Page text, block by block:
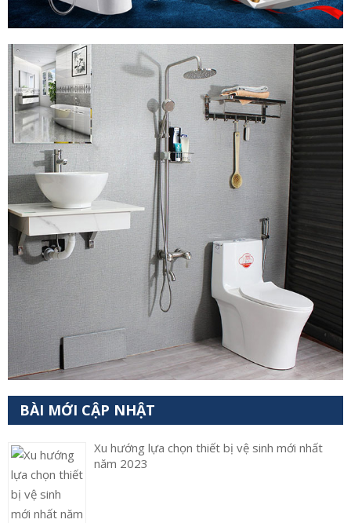
BÀI MỚI CẬP NHẬT
Xu hướng lựa chọn thiết bị vệ sinh mới nhất
năm 2023